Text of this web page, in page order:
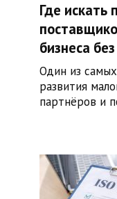
Где искать
бизнеса
Один из
развития
партнёров и